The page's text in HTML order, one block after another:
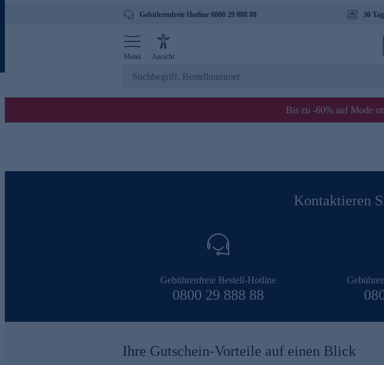
Gebührenfreie Hotline 0800 29 888 88 30
Menü Ansicht
Bis zu -60% auf Mode
Kontaktieren
Gebührenfreie Bestell-Hotline
0800 29 888 88
Ihre Gutschein-Vorteile auf einen Blick